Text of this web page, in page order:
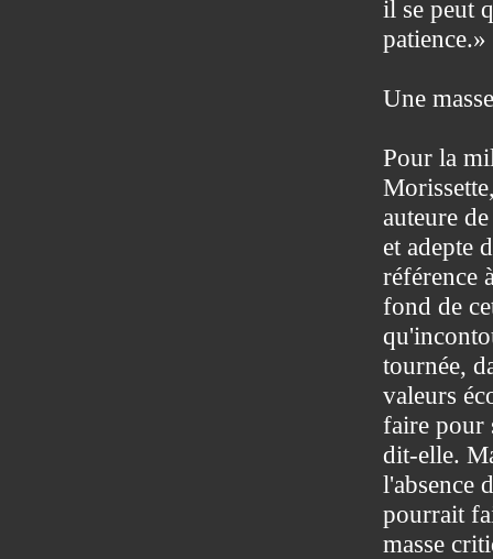
il se peut
patience.»
Une
Pour la
auteure
et adepte
référence
fond de
tournée,
valeurs
faire pour
dit-elle.
l'absence
pourrait
masse